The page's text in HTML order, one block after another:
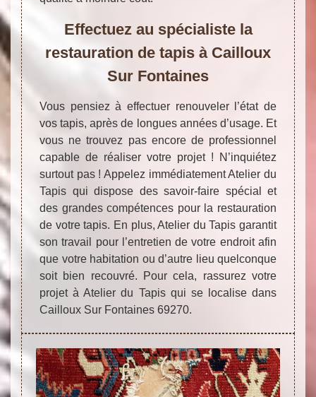
Effectuez au spécialiste la
restauration de tapis à Cailloux
Sur Fontaines
Vous pensiez à effectuer renouveler l’état de
vos tapis, après de longues années d’usage. Et
vous ne trouvez pas encore de professionnel
capable de réaliser votre projet ! N’inquiétez
surtout pas ! Appelez immédiatement Atelier du
Tapis qui dispose des savoir-faire spécial et
des grandes compétences pour la restauration
de votre tapis. En plus, Atelier du Tapis garantit
son travail pour l’entretien de votre endroit afin
que votre habitation ou d’autre lieu quelconque
soit bien recouvré. Pour cela, rassurez votre
projet à Atelier du Tapis qui se localise dans
Cailloux Sur Fontaines 69270.